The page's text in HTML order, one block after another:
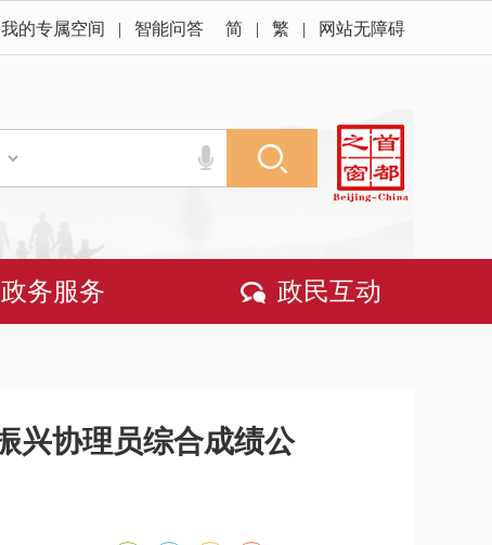
的专属空间 | 智能问答 简 | 繁 | 网站无障碍
政务服务 政民互动
兴协理员综合成绩公